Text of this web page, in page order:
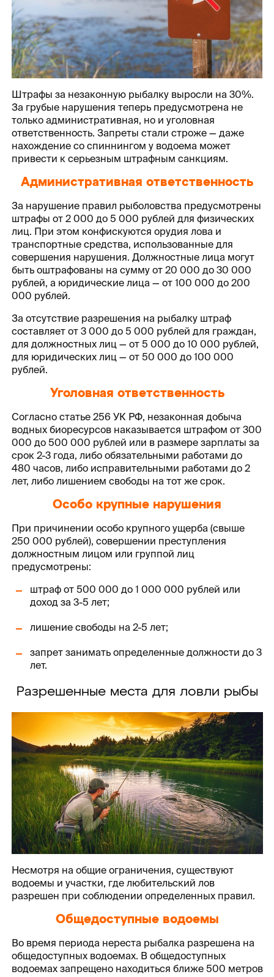
Штрафы за незаконную рыбалку выросли на 30%.
За грубые нарушения теперь предусмотрена не
только административная, но и уголовная
ответственность. Запреты стали строже — даже
нахождение со спиннингом у водоема может
привести к серьезным штрафным санкциям.
Административная ответственность
За нарушение правил рыболовства предусмотрены
штрафы от 2 000 до 5 000 рублей для физических
лиц. При этом конфискуются орудия лова и
транспортные средства, использованные для
совершения нарушения. Должностные лица могут
быть оштрафованы на сумму от 20 000 до 30 000
рублей, а юридические лица — от 100 000 до 200
000 рублей.
За отсутствие разрешения на рыбалку штраф
составляет от 3 000 до 5 000 рублей для граждан,
для должностных лиц — от 5 000 до 10 000 рублей,
для юридических лиц — от 50 000 до 100 000
рублей.
Уголовная ответственность
Согласно статье 256 УК РФ, незаконная добыча
водных биоресурсов наказывается штрафом от 300
000 до 500 000 рублей или в размере зарплаты за
срок 2-3 года, либо обязательными работами до
480 часов, либо исправительными работами до 2
лет, либо лишением свободы на тот же срок.
Особо крупные нарушения
При причинении особо крупного ущерба (свыше
250 000 рублей), совершении преступления
должностным лицом или группой лиц
предусмотрены:
штраф от 500 000 до 1 000 000 рублей или
доход за 3-5 лет;
лишение свободы на 2-5 лет;
запрет занимать определенные должности до 3
лет.
Разрешенные места для ловли рыбы
Несмотря на общие ограничения, существуют
водоемы и участки, где любительский лов
разрешен при соблюдении определенных правил.
Общедоступные водоемы
Во время периода нереста рыбалка разрешена на
общедоступных водоемах. В общедоступных
водоемах запрещено находиться ближе 500 метров